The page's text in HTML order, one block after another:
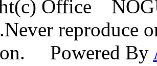
Office
reproduce
Powered By